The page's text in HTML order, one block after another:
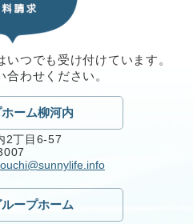
つでも受け付けています。
合わせください。
ーム柳河内
2丁目6-57
ープホーム